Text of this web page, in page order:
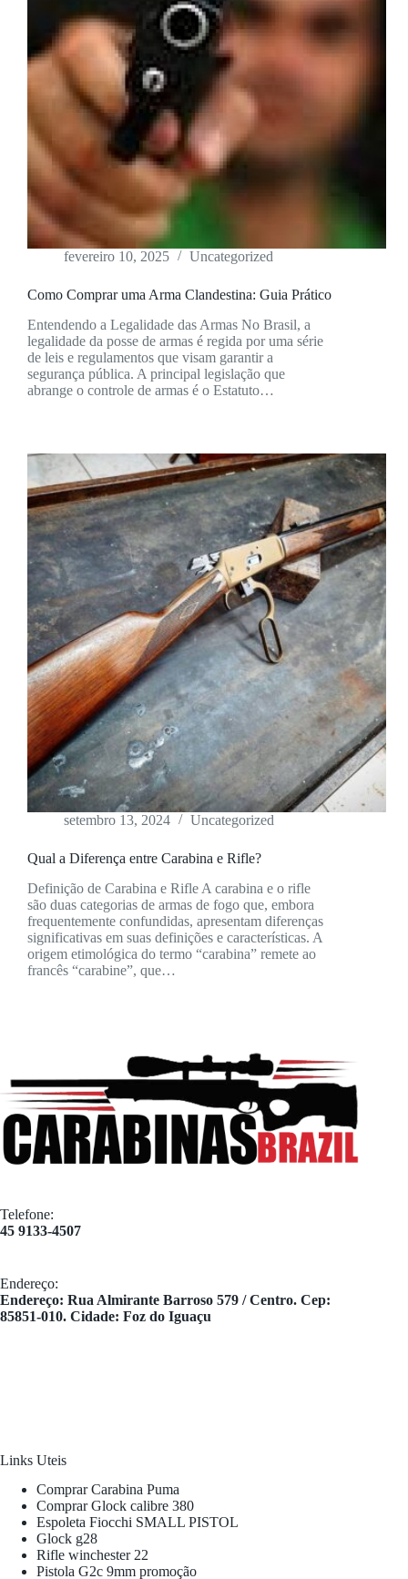
fevereiro 10, 2025 Uncategorized
Como Comprar uma Arma Clandestina: Guia Prático
Entendendo a Legalidade das Armas No Brasil, a
legalidade da posse de armas é regida por uma série
de leis e regulamentos que visam garantir a
segurança pública. A principal legislação que
abrange o controle de armas é o Estatuto…
setembro 13, 2024 Uncategorized
Qual a Diferença entre Carabina e Rifle?
Definição de Carabina e Rifle A carabina e o rifle
são duas categorias de armas de fogo que, embora
frequentemente confundidas, apresentam diferenças
significativas em suas definições e características. A
origem etimológica do termo “carabina” remete ao
francês “carabine”, que…
Telefone:
45 9133-4507
Endereço:
​Endereço: Rua Almirante Barroso 579 / Centro. Cep:
85851-010. Cidade: Foz do Iguaçu
Links Uteis
Comprar Carabina Puma
Comprar Glock calibre 380
Espoleta Fiocchi SMALL PISTOL
Glock g28
Rifle winchester 22
Pistola G2c 9mm promoção